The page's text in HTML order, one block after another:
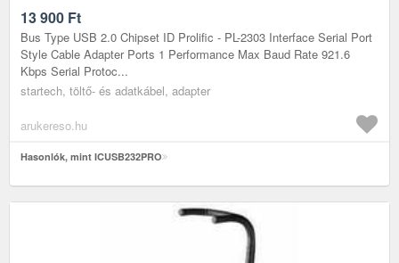
13 900 Ft
Bus Type USB 2.0 Chipset ID Prolific - PL-2303 Interface Serial Port
Style Cable Adapter Ports 1 Performance Max Baud Rate 921.6
Kbps Serial Protoc...
startech, töltő- és adatkábel, adapter
arukereso.hu
Hasonlók, mint ICUSB232PRO